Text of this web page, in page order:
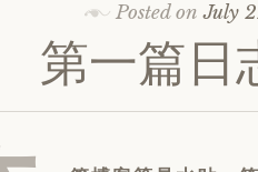
Posted onJuly
第一篇日